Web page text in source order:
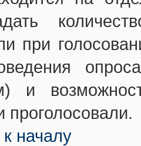
при
и
проголосовали.
началу